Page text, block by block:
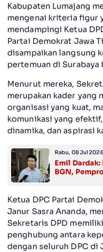
Kabupaten Lumajang
mengenai kriteria figur
mendampingi Ketua
Partai Demokrat Jawa
disampaikan langsung
pertemuan di Surabaya
Menurut mereka,
merupakan kader yang
organisasi yang kuat,
komunikasi yang
dinamika, dan aspirasi
Rabu, 08 Jul
Emil Dardak:
BGN,
Ketua DPC Partai
Janur Sasra Ananda,
Sekretaris DPD
penghubung antara
dengan seluruh DPC di